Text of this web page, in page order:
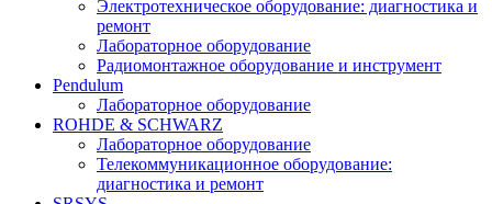
Электротехническое оборудование: диагностика и
ремонт
Лабораторное оборудование
Радиомонтажное оборудование и инструмент
Pendulum
Лабораторное оборудование
ROHDE & SCHWARZ
Лабораторное оборудование
Телекоммуникационное оборудование:
диагностика и ремонт